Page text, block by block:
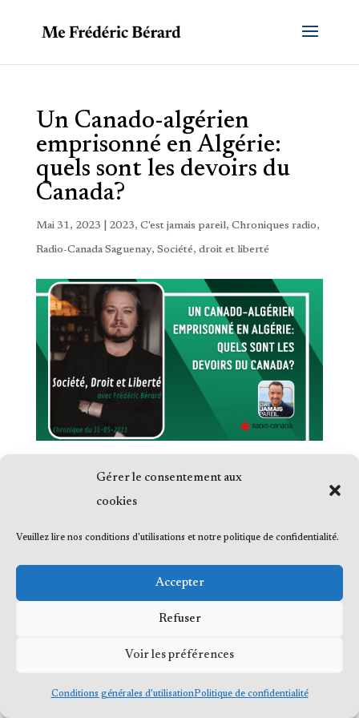
Gérer le consentement aux
cookies
Veuillez lire nos conditions d'utilisations et notre politique de confidentialité.
Accepter
Refuser
Voir les préférences
Conditions générales d’utilisationPolitique de confidentialité
Un Canado-algérien
emprisonné en Algérie:
quels sont les devoirs du
Canada?
Mai 31, 2023 2023, C'est jamais pareil, Chroniques radio,
Radio-Canada Saguenay, Société, droit et liberté
© 2023 Me Frédéric Bérard, tous droits
réservés